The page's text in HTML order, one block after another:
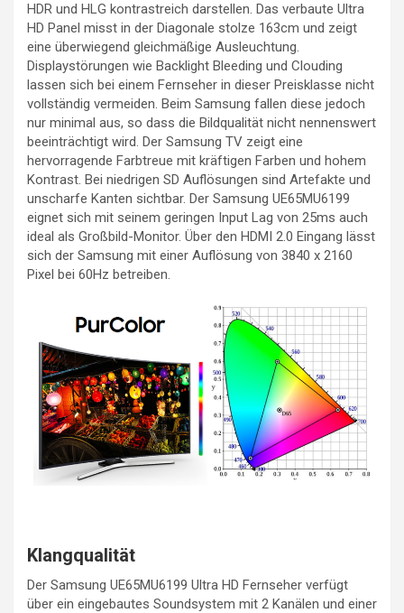
HDR und HLG kontrastreich darstellen. Das verbaute Ultra
HD Panel misst in der Diagonale stolze 163cm und zeigt
eine überwiegend gleichmäßige Ausleuchtung.
Displaystörungen wie Backlight Bleeding und Clouding
lassen sich bei einem Fernseher in dieser Preisklasse nicht
vollständig vermeiden. Beim Samsung fallen diese jedoch
nur minimal aus, so dass die Bildqualität nicht nennenswert
beeinträchtigt wird. Der Samsung TV zeigt eine
hervorragende Farbtreue mit kräftigen Farben und hohem
Kontrast. Bei niedrigen SD Auflösungen sind Artefakte und
unscharfe Kanten sichtbar. Der Samsung UE65MU6199
eignet sich mit seinem geringen Input Lag von 25ms auch
ideal als Großbild-Monitor. Über den HDMI 2.0 Eingang lässt
sich der Samsung mit einer Auflösung von 3840 x 2160
Pixel bei 60Hz betreiben.
Klangqualität
Der Samsung UE65MU6199 Ultra HD Fernseher verfügt
über ein eingebautes Soundsystem mit 2 Kanälen und einer